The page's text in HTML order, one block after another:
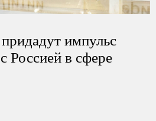
импульс
Россией в сфере